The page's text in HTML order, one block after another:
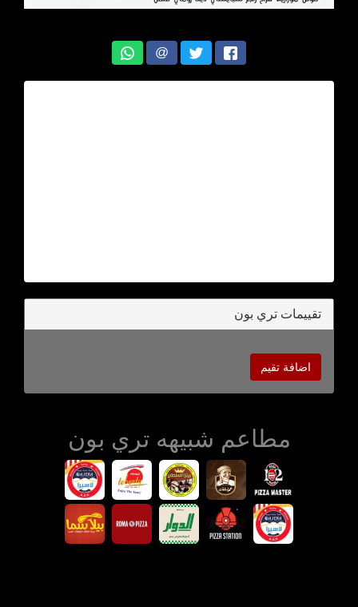
@
تقييمات تري بون
اضافة تقيم
مطاعم شبيهه تري بون